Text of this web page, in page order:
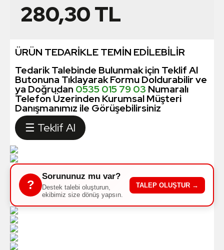
280,30TL
ÜRÜN TEDARİKLE TEMİN EDİLEBİLİR
Tedarik Talebinde Bulunmak için Teklif Al
Butonuna Tıklayarak Formu Doldurabilir ve
ya Doğrudan 0535 015 79 03 Numaralı
Telefon Üzerinden Kurumsal Müşteri
Danışmanımız ile Görüşebilirsiniz
☰ Teklif Al
?
Sorununuz mu var?
Destek talebi oluşturun,
ekibimiz size dönüş yapsın.
TALEP OLUŞTUR →